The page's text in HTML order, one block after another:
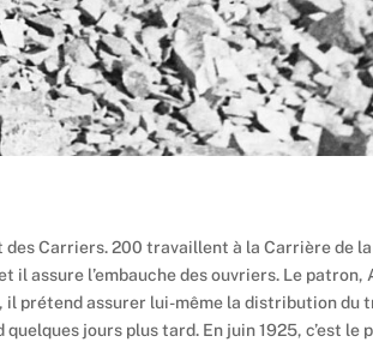
Carriers. 200 travaillent à la Carrière de la
il assure l’embauche des ouvriers. Le patron,
il prétend assurer lui-même la distribution du
jours plus tard. En juin 1925, c’est le